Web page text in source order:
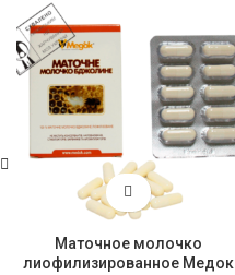
Маточное молочко
лиофилизированное Медок